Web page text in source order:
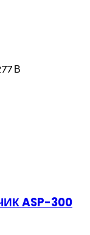
В
ASP-300